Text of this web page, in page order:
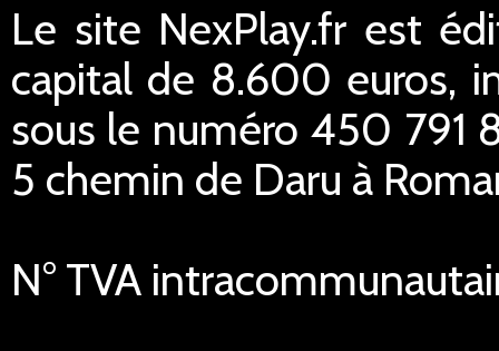
Le site NexPlay.fr est
capital de 8.600 euros,
sous le numéro 450 791
5 chemin de Daru à
N° TVA